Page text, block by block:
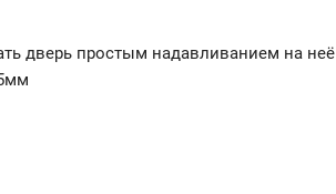
дверь простым надавливанием на неё